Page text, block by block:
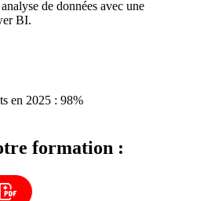
de données avec une
BI.
en 2025 : 98%
formation :